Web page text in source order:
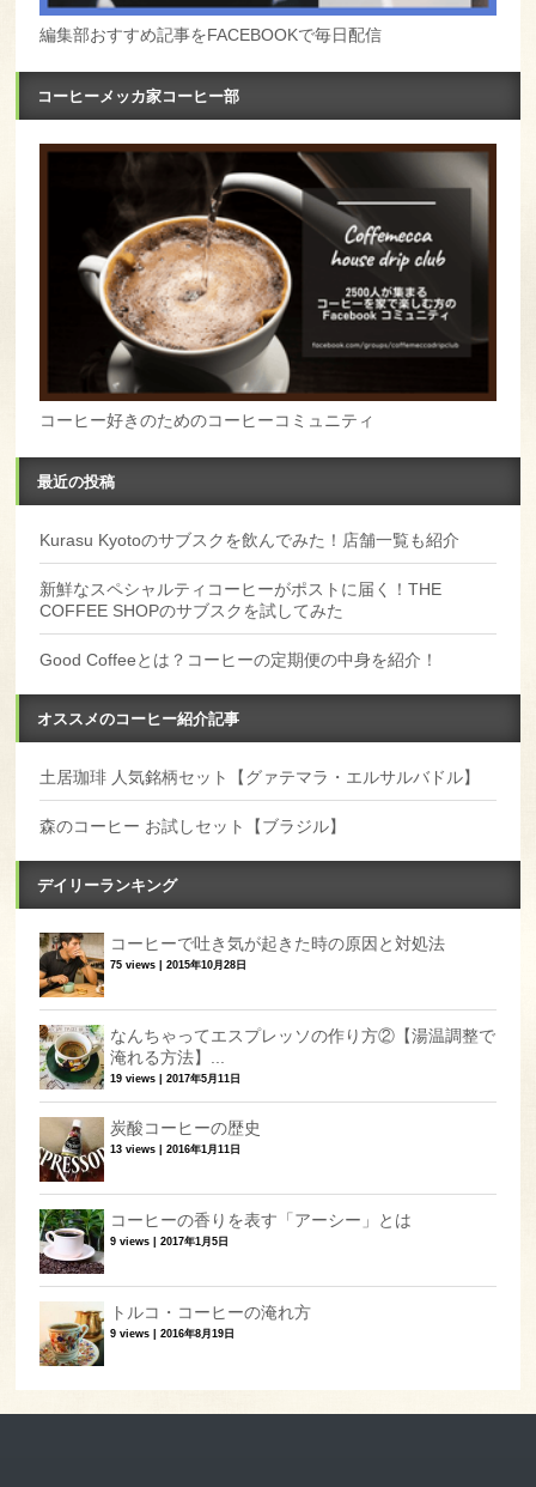
編集部おすすめ記事をFACEBOOKで毎日配信
コーヒーメッカ家コーヒー部
コーヒー好きのためのコーヒーコミュニティ
最近の投稿
Kurasu Kyotoのサブスクを飲んでみた！店舗一覧も紹介
新鮮なスペシャルティコーヒーがポストに届く！THE
COFFEE SHOPのサブスクを試してみた
Good Coffeeとは？コーヒーの定期便の中身を紹介！
オススメのコーヒー紹介記事
土居珈琲 人気銘柄セット【グァテマラ・エルサルバドル】
森のコーヒー お試しセット【ブラジル】
デイリーランキング
コーヒーで吐き気が起きた時の原因と対処法
75 views |2015年10月28日
なんちゃってエスプレッソの作り方②【湯温調整で
淹れる方法】...
19 views |2017年5月11日
炭酸コーヒーの歴史
13 views |2016年1月11日
コーヒーの香りを表す「アーシー」とは
9 views |2017年1月5日
トルコ・コーヒーの淹れ方
9 views |2016年8月19日